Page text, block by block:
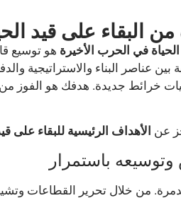
البقاء على قيد
في الحرب الأخيرة هو توسيع
بين عناصر البناء والاستراتيجية
خرائط جديدة. هدفك هو الفوز
عن الأهداف الرئيسية للبقاء على
من خلال تحرير القطاعات